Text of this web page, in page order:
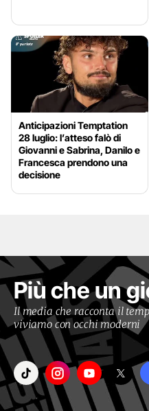
Anticipazioni Temptation
28 luglio: l’atteso falò di
Giovanni e Sabrina, Danilo e
Francesca prendono una
decisione
Più che un
Il media che racconta il
viviamo con occhi moderni